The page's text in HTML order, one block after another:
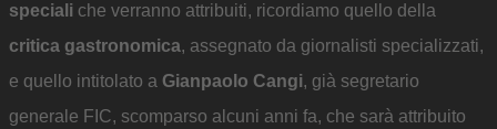
speciali che verranno attribuiti, ricordiamo quello della
critica gastronomica, assegnato da giornalisti specializzati,
e quello intitolato a Gianpaolo Cangi, già segretario
generale FIC, scomparso alcuni anni fa, che sarà attribuito